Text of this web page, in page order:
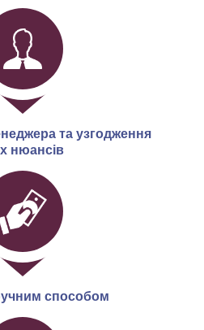
та узгодження
нюансів
способом